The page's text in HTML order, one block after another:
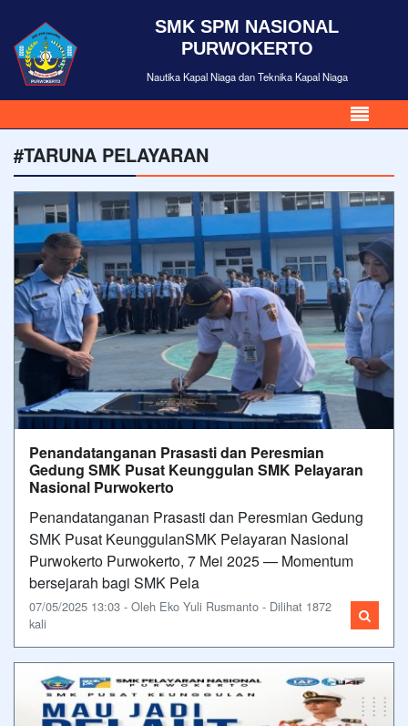
SMK SPM NASIONAL
PURWOKERTO
Nautika Kapal Niaga dan Teknika Kapal Niaga
#TARUNA PELAYARAN
Penandatanganan Prasasti dan Peresmian
Gedung SMK Pusat Keunggulan SMK Pelayaran
Nasional Purwokerto
Penandatanganan Prasasti dan Peresmian Gedung
SMK Pusat KeunggulanSMK Pelayaran Nasional
Purwokerto Purwokerto, 7 Mei 2025 — Momentum
bersejarah bagi SMK Pela
07/05/2025 13:03 - Oleh Eko Yuli Rusmanto - Dilihat 1872
kali